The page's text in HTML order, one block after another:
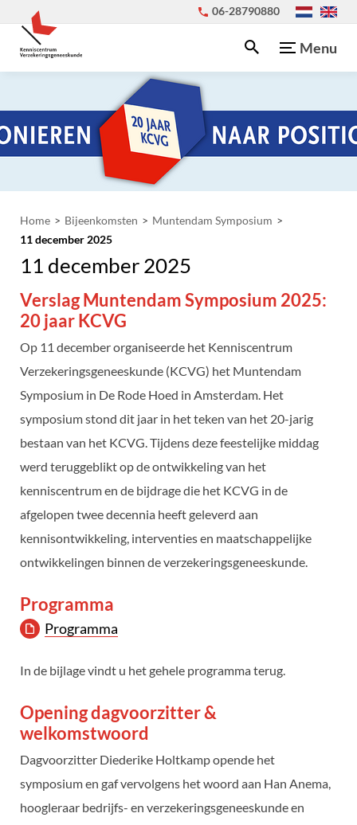
06-28790880
Menu
Home Bijeenkomsten
Muntendam Symposium
11 december 2025
11 december 2025
Verslag Muntendam Symposium 2025:
20 jaar KCVG
Op 11 december organiseerde het Kenniscentrum
Verzekeringsgeneeskunde (KCVG) het Muntendam
Symposium in De Rode Hoed in Amsterdam. Het
symposium stond dit jaar in het teken van het 20-jarig
bestaan van het KCVG. Tijdens deze feestelijke middag
werd teruggeblikt op de ontwikkeling van het
kenniscentrum en de bijdrage die het KCVG in de
afgelopen twee decennia heeft geleverd aan
kennisontwikkeling, interventies en maatschappelijke
ontwikkelingen binnen de verzekeringsgeneeskunde.
Programma
Programma
In de bijlage vindt u het gehele programma terug.
Opening dagvoorzitter &
welkomstwoord
Dagvoorzitter Diederike Holtkamp opende het
symposium en gaf vervolgens het woord aan Han Anema,
hoogleraar bedrijfs- en verzekeringsgeneeskunde en